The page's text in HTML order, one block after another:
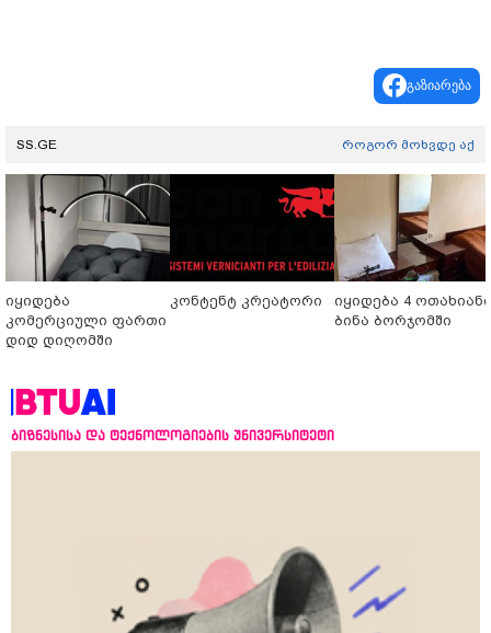
გაზიარება
SS.GE როგორ მოხვდე აქ
იყიდება
კომერციული ფართი
დიდ დიღომში
კონტენტ კრეატორი
იყიდება 4 ოთახიანი
ბინა ბორჯომში
ბიზნესისა და ტექნოლოგიების უნივერსიტეტი